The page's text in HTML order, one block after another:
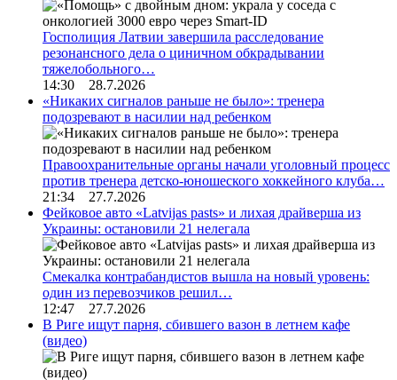
Госполиция Латвии завершила расследование
резонансного дела о циничном обкрадывании
тяжелобольного…
14:30 28.7.2026
«Никаких сигналов раньше не было»: тренера
подозревают в насилии над ребенком
Правоохранительные органы начали уголовный процесс
против тренера детско-юношеского хоккейного клуба…
21:34 27.7.2026
Фейковое авто «Latvijas pasts» и лихая драйверша из
Украины: остановили 21 нелегала
Смекалка контрабандистов вышла на новый уровень:
один из перевозчиков решил…
12:47 27.7.2026
В Риге ищут парня, сбившего вазон в летнем кафе
(видео)